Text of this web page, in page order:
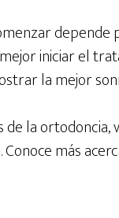
depende
iniciar el
la mejor
la ortodoncia,
. Conoce más